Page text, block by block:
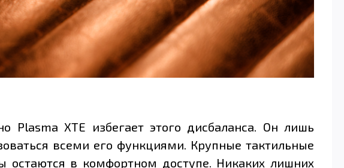
XTE избегает этого дисбаланса. Он лишь
всеми его функциями. Крупные тактильные
в комфортном доступе. Никаких лишних